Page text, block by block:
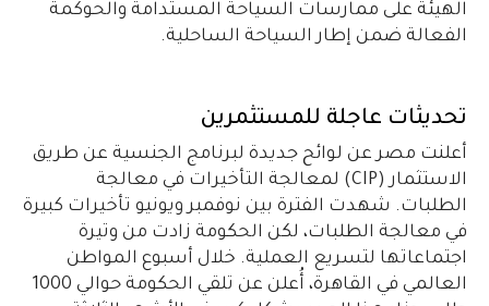
الهيئة على ممارسات السياحة المستدامة والحوكمة
الفعالة ضمن إطار السياحة الساحلية.
تحديثات عاجلة للمستثمرين
أعلنت مصر عن لوائح جديدة لبرنامج الجنسية عن طريق
الاستثمار (CIP) لمعالجة التأخيرات في معالجة
الطلبات. شهدت الفترة بين نوفمبر ويونيو تأخيرات كبيرة
في معالجة الطلبات، لكن الحكومة زادت من وتيرة
اجتماعاتها لتسريع العملية. خلال أسبوع المواطن
العالمي في القاهرة، أُعلن عن تلقي الحكومة حوالي 1000